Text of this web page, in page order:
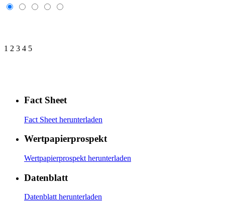
1 2 3 4 5
Fact Sheet
Fact Sheet herunterladen
Wertpapierprospekt
Wertpapierprospekt herunterladen
Datenblatt
Datenblatt herunterladen